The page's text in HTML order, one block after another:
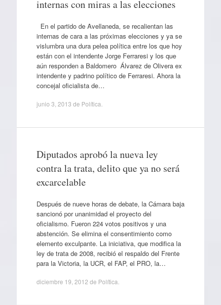
internas con miras a las elecciones
En el partido de Avellaneda, se recalientan las
internas de cara a las próximas elecciones y ya se
vislumbra una dura pelea política entre los que hoy
están con el intendente Jorge Ferraresi y los que
aún responden a Baldomero Álvarez de Olivera ex
intendente y padrino político de Ferraresi. Ahora la
concejal oficialista de…
junio 3, 2013 de Política
Diputados aprobó la nueva ley
contra la trata, delito que ya no será
excarcelable
Después de nueve horas de debate, la Cámara baja
sancionó por unanimidad el proyecto del
oficialismo. Fueron 224 votos positivos y una
abstención. Se elimina el consentimiento como
elemento exculpante. La iniciativa, que modifica la
ley de trata de 2008, recibió el respaldo del Frente
para la Victoria, la UCR, el FAP, el PRO, la…
diciembre 19, 2012 de Política